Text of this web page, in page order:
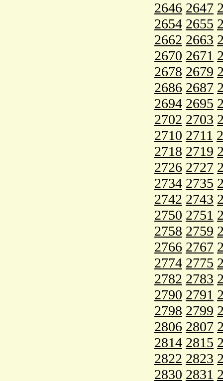
2646 2647
2654 2655
2662 2663
2670 2671
2678 2679
2686 2687
2694 2695
2702 2703
2710 2711
2718 2719
2726 2727
2734 2735
2742 2743
2750 2751
2758 2759
2766 2767
2774 2775
2782 2783
2790 2791
2798 2799
2806 2807
2814 2815
2822 2823
2830 2831